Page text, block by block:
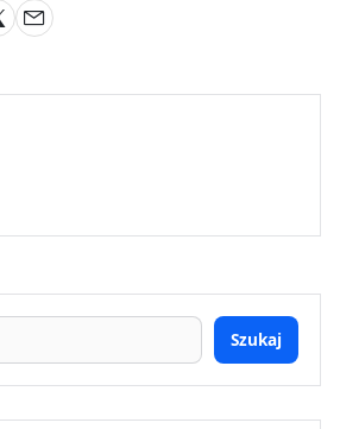
Szukaj